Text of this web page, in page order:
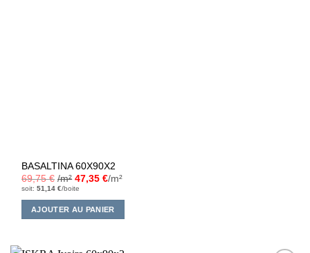
BASALTINA 60X90X2
69,75€ /m² 47,35€/m²
soit:51,14€/boite
AJOUTER AU PANIER